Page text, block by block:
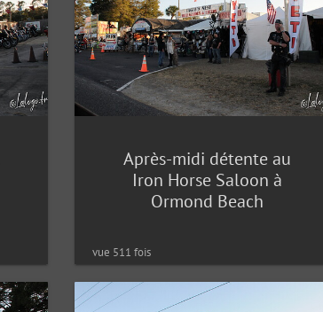
Après-midi détente au
Iron Horse Saloon à
Ormond Beach
vue 511 fois